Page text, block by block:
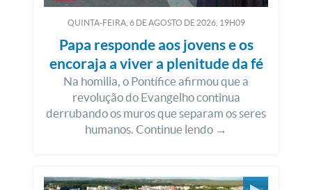
QUINTA-FEIRA, 6DEAGOSTO DE2026, 19H09
Papa responde aos jovens e os
encoraja a viver a plenitude da fé
Na homilia, o Pontífice afirmou que a
revolução do Evangelho continua
derrubando os muros que separam os seres
humanos. Continue lendo →